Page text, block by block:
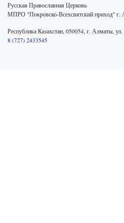
Русская Православная Церковь
МПРО "Покровско-Всехсвятский приход" г.
Республика Казахстан, 050054, г. Алматы,
8 (727) 2433545